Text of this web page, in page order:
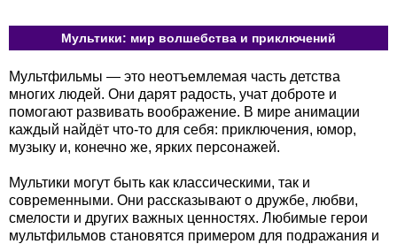
Мультики: мир волшебства и приключений
Мультфильмы — это неотъемлемая часть детства
многих людей. Они дарят радость, учат доброте и
помогают развивать воображение. В мире анимации
каждый найдёт что-то для себя: приключения, юмор,
музыку и, конечно же, ярких персонажей.
Мультики могут быть как классическими, так и
современными. Они рассказывают о дружбе, любви,
смелости и других важных ценностях. Любимые герои
мультфильмов становятся примером для подражания и